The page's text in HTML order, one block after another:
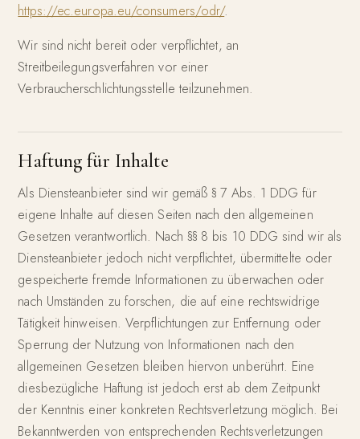
https://ec.europa.eu/consumers/odr/.
Wir sind nicht bereit oder verpflichtet, an
Streitbeilegungsverfahren vor einer
Verbraucherschlichtungsstelle teilzunehmen.
Haftung für Inhalte
Als Diensteanbieter sind wir gemäß § 7 Abs. 1 DDG für
eigene Inhalte auf diesen Seiten nach den allgemeinen
Gesetzen verantwortlich. Nach §§ 8 bis 10 DDG sind wir als
Diensteanbieter jedoch nicht verpflichtet, übermittelte oder
gespeicherte fremde Informationen zu überwachen oder
nach Umständen zu forschen, die auf eine rechtswidrige
Tätigkeit hinweisen. Verpflichtungen zur Entfernung oder
Sperrung der Nutzung von Informationen nach den
allgemeinen Gesetzen bleiben hiervon unberührt. Eine
diesbezügliche Haftung ist jedoch erst ab dem Zeitpunkt
der Kenntnis einer konkreten Rechtsverletzung möglich. Bei
Bekanntwerden von entsprechenden Rechtsverletzungen